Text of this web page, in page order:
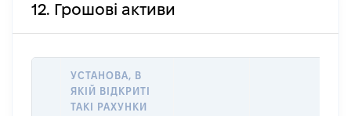
12. Грошові активи
УСТАНОВА, В
ЯКІЙ ВІДКРИТІ
ТАКІ РАХУНКИ